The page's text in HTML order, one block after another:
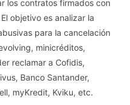
los contratos firmados con
objetivo es analizar la
para la cancelación
minicréditos,
reclamar a Cofidis,
Banco Santander,
myKredit, Kviku, etc.